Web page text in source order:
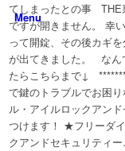
Menu
てしまったとの事
ですが開きません。 幸
って開錠、その後カギ
が出てきました。 なん
たらこちらまで↓
で鍵のトラブルでお困
ル・アイルロックアン
つけます！ ★フリーダ
クアンドセキュリティ